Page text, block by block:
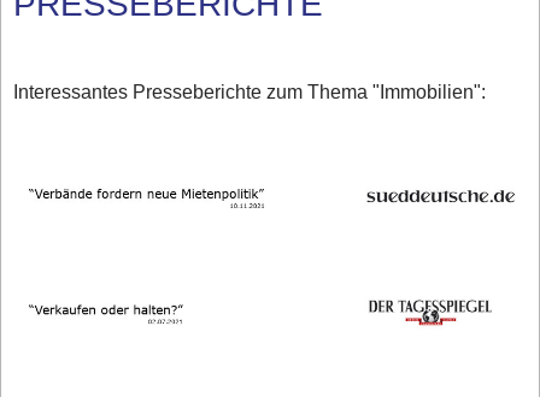
Interessantes Presseberichte zum Thema "Immobilien":